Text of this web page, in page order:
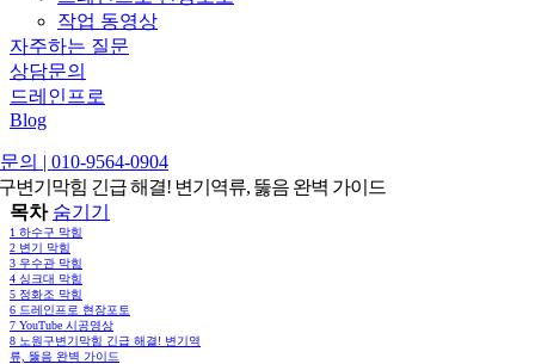
작업 동영상
자주하는 질문
상담문의
드레인프로
Blog
의 | 010-9564-0904
변기막힘 긴급 해결! 변기역류, 뚫음 완벽 가이드
목차 숨기기
1 하수구 막힘
2 변기 막힘
3 우수관 막힘
4 싱크대 막힘
5 정화조 막힘
6 드레인프로 현장포토
7 YouTube 시공영상
8 노원구변기막힘 긴급 해결! 변기역
류, 뚫음 완벽 가이드